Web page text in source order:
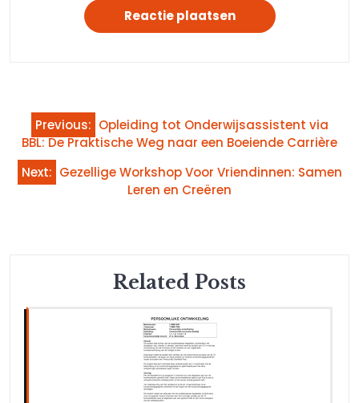
Bericht
navigatie
Previous: Opleiding tot Onderwijsassistent via
BBL: De Praktische Weg naar een Boeiende Carrière
Next: Gezellige Workshop Voor Vriendinnen: Samen
Leren en Creëren
Related Posts